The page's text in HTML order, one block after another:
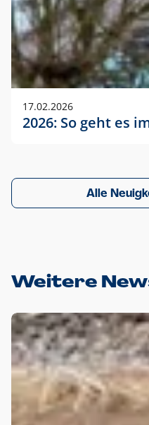
17.02.2026
2026: So geht es
Alle
Weitere